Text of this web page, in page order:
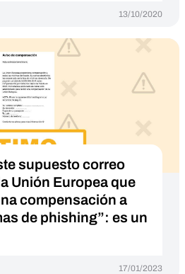
13/10/2020
supuesto correo
Unión Europea que
compensación a
de phishing”: es un
17/01/2023